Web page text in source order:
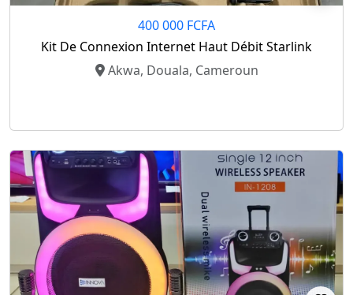
400 000 FCFA
Kit De Connexion Internet Haut Débit Starlink
Akwa, Douala, Cameroun